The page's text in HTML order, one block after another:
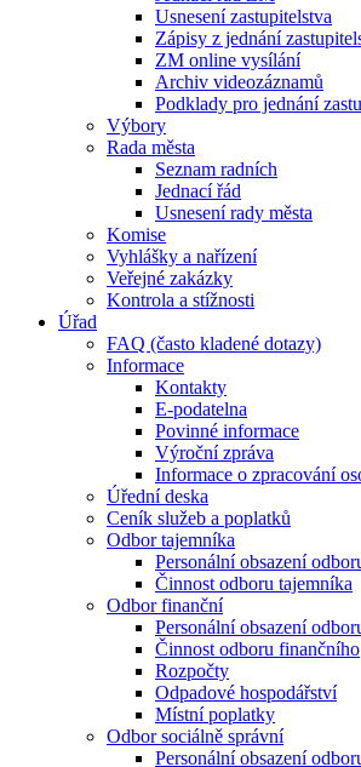
Usnesení zastupitelstva
Zápisy z jednání
ZM online vysílání
Archiv videozáznamů
Podklady pro jednání
Výbory
Rada města
Seznam radních
Jednací řád
Usnesení rady města
Komise
Vyhlášky a nařízení
Veřejné zakázky
Kontrola a stížnosti
Úřad
FAQ (často kladené dotazy)
Informace
Kontakty
E-podatelna
Povinné informace
Výroční zpráva
Informace o zpracování
Úřední deska
Ceník služeb a poplatků
Odbor tajemníka
Personální obsazení
Činnost odboru tajemníka
Odbor finanční
Personální obsazení
Činnost odboru finančního
Rozpočty
Odpadové hospodářství
Místní poplatky
Odbor sociálně správní
Personální obsazení